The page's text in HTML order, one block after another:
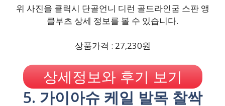
위 사진을 클릭시 단골언니 디런 골드라인굽 스판 앵
클부츠 상세 정보를 볼 수 있습니다.
상품가격 : 27,230원
상세정보와 후기 보기
5. 가이아슈 케일 발목 찰싹